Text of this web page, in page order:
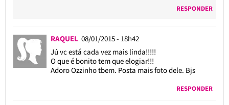
RESPONDER
RAQUEL 08/01/2015 - 18h42
Jú vc está cada vez mais linda!!!!!
O que é bonito tem que elogiar!!!
Adoro Ozzinho tbem. Posta mais foto dele. Bjs
RESPONDER